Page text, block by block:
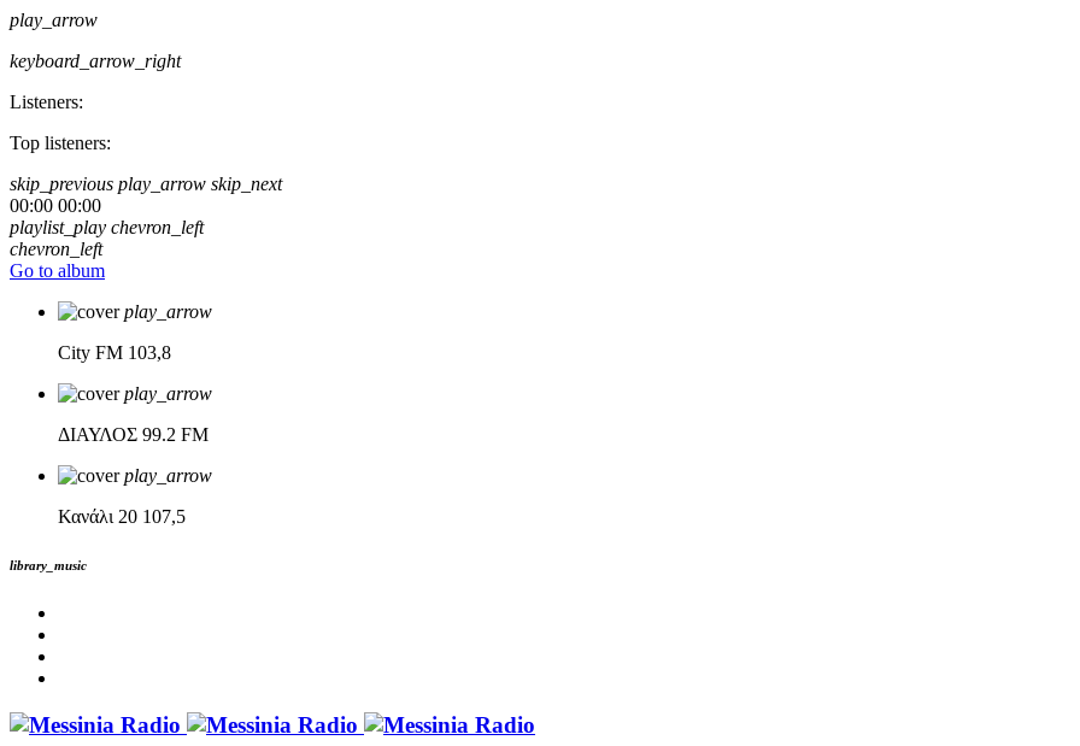
play_arrow
keyboard_arrow_right
Listeners:
Top listeners:
skip_previous play_arrow skip_next
00:00 00:00
playlist_play chevron_left
chevron_left
Go to album
play_arrow
City FM 103,8
play_arrow
ΔΙΑΥΛΟΣ 99.2 FM
play_arrow
Κανάλι 20 107,5
library_music